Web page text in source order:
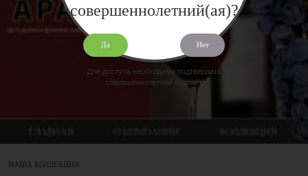
НАША КОЛЛЕКЦИЯ
совершеннолетний(ая)?
Да Нет
Для доступа необходимо подтвердить
совершеннолетний возраст.